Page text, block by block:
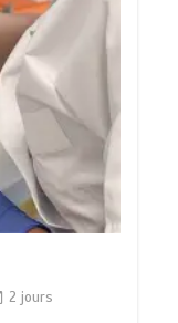
2 jours